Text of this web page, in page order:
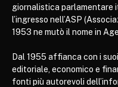
giornalistica parlamentare
l’ingresso nell’ASP
1953 ne mutò il nome in
Dal 1955 affianca con i
editoriale, economico e
fonti più autorevoli